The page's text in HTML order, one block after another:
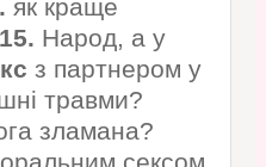
як краще
15. Народ, а у
з партнером у
травми?
зламана?